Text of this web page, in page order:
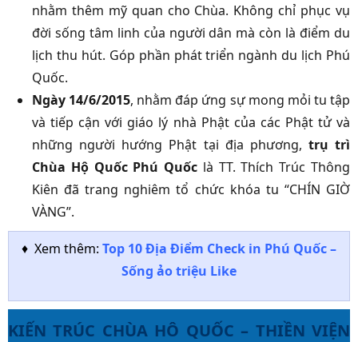
nhằm thêm mỹ quan cho Chùa. Không chỉ phục vụ
đời sống tâm linh của người dân mà còn là điểm du
lịch thu hút. Góp phần phát triển ngành du lịch Phú
Quốc.
Ngày 14/6/2015, nhằm đáp ứng sự mong mỏi tu tập
và tiếp cận với giáo lý nhà Phật của các Phật tử và
những người hướng Phật tại địa phương, trụ trì
Chùa Hộ Quốc Phú Quốc là TT. Thích Trúc Thông
Kiên đã trang nghiêm tổ chức khóa tu “CHÍN GIỜ
VÀNG”.
♦ Xem thêm: Top 10 Địa Điểm Check in Phú Quốc –
Sống ảo triệu Like
KIẾN TRÚC CHÙA HÔ QUỐC – THIỀN VIỆN